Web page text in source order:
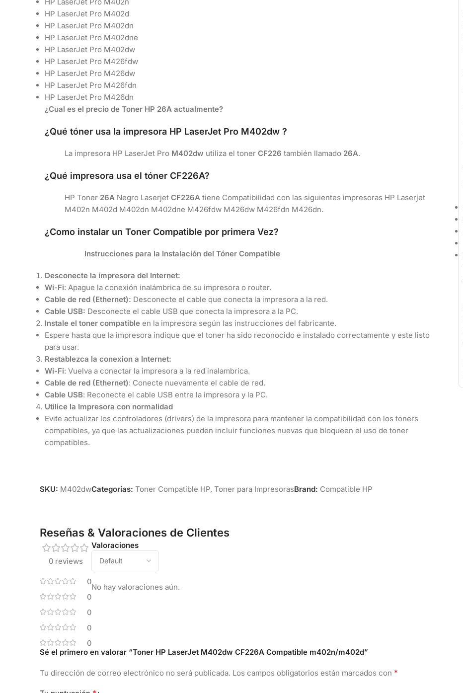
HP LaserJet Pro M402d
HP LaserJet Pro M402dn
HP LaserJet Pro M402dne
HP LaserJet Pro M402dw
HP LaserJet Pro M426fdw
HP LaserJet Pro M426dw
HP LaserJet Pro M426fdn
HP LaserJet Pro M426dn
¿Cual es el precio de Toner HP 26A actualmente?
¿Qué tóner usa la impresora HP LaserJet Pro M402dw ?
La impresora HP LaserJet Pro M402dw utiliza el toner CF226 también llamado 26A.
¿Qué impresora usa el tóner CF226A?
HP Toner 26A Negro Laserjet CF226A tiene Compatibilidad con las siguientes impresoras HP Laserjet
M402n M402d M402dn M402dne M426fdw M426dw M426fdn M426dn.
¿Como instalar un Toner Compatible por primera Vez?
Instrucciones para la Instalación del Tóner Compatible
Desconecte la impresora del Internet:
Wi-Fi: Apague la conexión inalámbrica de su impresora o router.
Cable de red (Ethernet): Desconecte el cable que conecta la impresora a la red.
Cable USB: Desconecte el cable USB que conecta la impresora a la PC.
Instale el toner compatible en la impresora según las instrucciones del fabricante.
Espere hasta que la impresora indique que el toner ha sido reconocido e instalado correctamente y este listo
para usar.
Restablezca la conexion a Internet:
Wi-Fi: Vuelva a conectar la impresora a la red inalambrica.
Cable de red (Ethernet): Conecte nuevamente el cable de red.
Cable USB: Reconecte el cable USB entre la impresora y la PC.
Utilice la Impresora con normalidad
Evite actualizar los controladores (drivers) de la impresora para mantener la compatibilidad con los toners
compatibles, ya que las actualizaciones pueden incluir funciones nuevas que bloqueen el uso de toner
compatibles.
SKU: M402dwCategorías: Toner Compatible HP, Toner para ImpresorasBrand: Compatible HP
Reseñas & Valoraciones de Clientes
0 reviews
0
0
0
0
0
Valoraciones
No hay valoraciones aún.
Sé el primero en valorar “Toner HP LaserJet M402dw CF226A Compatible m402n/m402d”
Tu dirección de correo electrónico no será publicada. Los campos obligatorios están marcados con *